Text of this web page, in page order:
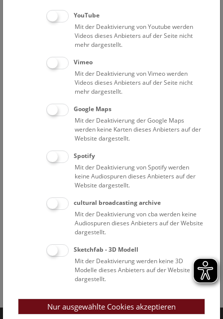
Eine Nacht im Museum
YouTube
Mit der Deaktivierung von Youtube werden
Videos dieses Anbieters auf der Seite nicht
mehr dargestellt.
Vimeo
Mit der Deaktivierung von Vimeo werden
Videos dieses Anbieters auf der Seite nicht
mehr dargestellt.
Google Maps
Mit der Deaktivierung der Google Maps
werden keine Karten dieses Anbieters auf der
Website dargestellt.
Spotify
Mit der Deaktivierung von Spotify werden
keine Audiospuren dieses Anbieters auf der
Website dargestellt.
cultural broadcasting archive
Mit der Deaktivierung von cba werden keine
Audiospuren dieses Anbieters auf der Website
dargestellt.
Sketchfab - 3D Modell
Mit der Deaktivierung werden keine 3D
Modelle dieses Anbieters auf der Website
dargestellt.
Nur ausgewählte Cookies akzeptieren